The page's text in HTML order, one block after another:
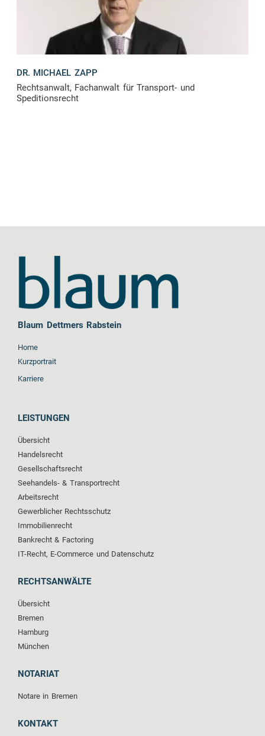
DR. MICHAEL ZAPP
Rechtsanwalt, Fachanwalt für Transport- und
Speditionsrecht
Blaum Dettmers Rabstein
Home
Kurzportrait
Karriere
LEISTUNGEN
Übersicht
Handelsrecht
Gesellschaftsrecht
Seehandels- & Transportrecht
Arbeitsrecht
Gewerblicher Rechtsschutz
Immobilienrecht
Bankrecht & Factoring
IT-Recht, E-Commerce und Datenschutz
RECHTSANWÄLTE
Übersicht
Bremen
Hamburg
München
NOTARIAT
Notare in Bremen
KONTAKT